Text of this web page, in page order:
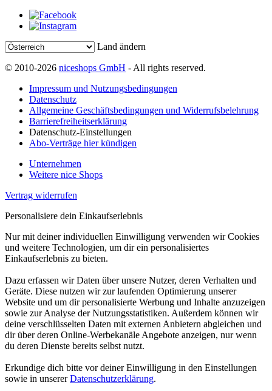
Land ändern
© 2010-2026 niceshops GmbH - All rights reserved.
Impressum und Nutzungsbedingungen
Datenschutz
Allgemeine Geschäftsbedingungen und Widerrufsbelehrung
Barrierefreiheitserklärung
Datenschutz-Einstellungen
Abo-Verträge hier kündigen
Unternehmen
Weitere nice Shops
Vertrag widerrufen
Personalisiere dein Einkaufserlebnis
Nur mit deiner individuellen Einwilligung verwenden wir Cookies
und weitere Technologien, um dir ein personalisiertes
Einkaufserlebnis zu bieten.
Dazu erfassen wir Daten über unsere Nutzer, deren Verhalten und
Geräte. Diese nutzen wir zur laufenden Optimierung unserer
Website und um dir personalisierte Werbung und Inhalte anzuzeigen
sowie zur Analyse der Nutzungsstatistiken. Außerdem können wir
deine verschlüsselten Daten mit externen Anbietern abgleichen und
dir über deren Online-Werbekanäle Angebote anzeigen, nur wenn
du deren Dienste bereits selbst nutzt.
Erkundige dich bitte vor deiner Einwilligung in den Einstellungen
sowie in unsererDatenschutzerklärung.